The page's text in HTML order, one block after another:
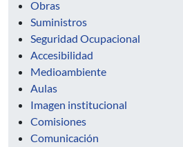
Obras
Suministros
Seguridad Ocupacional
Accesibilidad
Medioambiente
Aulas
Imagen institucional
Comisiones
Comunicación